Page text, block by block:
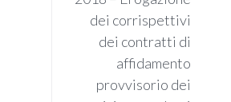
dei corrispettivi
dei contratti di
affidamento
provvisorio dei